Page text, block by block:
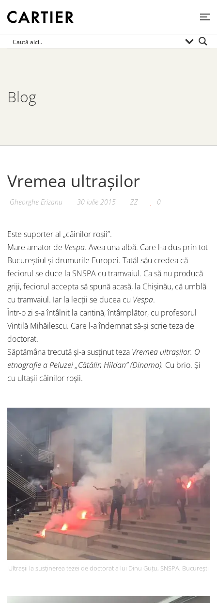
Blog
Vremea ultrașilor
Gheorghe Erizanu 30 iulie 2015 ZZ 0
Este suporter al „câinilor roșii”.
Mare amator de Vespa. Avea una albă. Care l-a dus prin tot
Bucureștiul și drumurile Europei. Tatăl său credea că
feciorul se duce la SNSPA cu tramvaiul. Ca să nu producă
griji, feciorul accepta să spună acasă, la Chișinău, că umblă
cu tramvaiul. Iar la lecții se ducea cu Vespa.
Într-o zi s-a întâlnit la cantină, întâmplător, cu profesorul
Vintilă Mihăilescu. Care l-a îndemnat să-și scrie teza de
doctorat.
Săptămâna trecută și-a susținut teza Vremea ultrașilor. O
etnografie a Peluzei „Cătălin Hîldan” (Dinamo). Cu brio. Și
cu ultașii câinilor roșii.
Ultrașii la susținerea tezei de doctorat a lui Dinu Guțu, SNSPA, București